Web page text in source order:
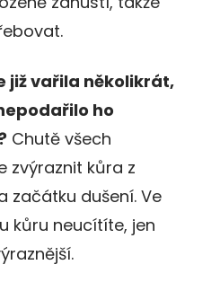
již vařila několikrát,
ho
Chutě všech
zvýraznit kůra z
začátku dušení. Ve
kůru neucítíte, jen